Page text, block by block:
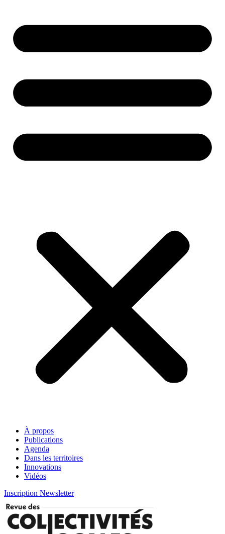
À propos
Publications
Agenda
Dans les territoires
Innovations
Vidéos
Inscription Newsletter